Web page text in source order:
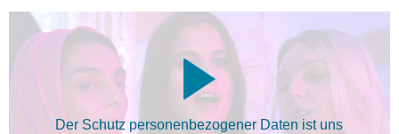
Der Schutz personenbezogener Daten ist uns